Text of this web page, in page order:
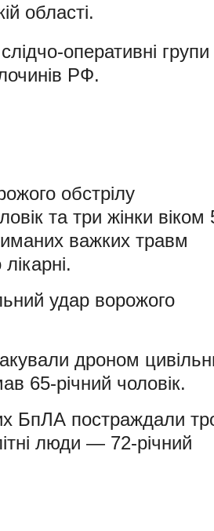
області.
оперативні групи
РФ.
обстрілу
та три жінки віком
важких травм
удар ворожого
дроном
65-річний чоловік.
БпЛА постраждали
люди — 72-річний